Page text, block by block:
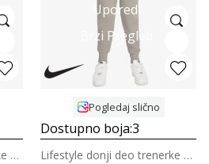
Lifestyle donji deo trenerke za tinejdžerke
Uporedi
Brzi Pregled
Pogledaj slično
Dostupno boja:3
Lifestyle donji deo trenerke za tinejdžerke